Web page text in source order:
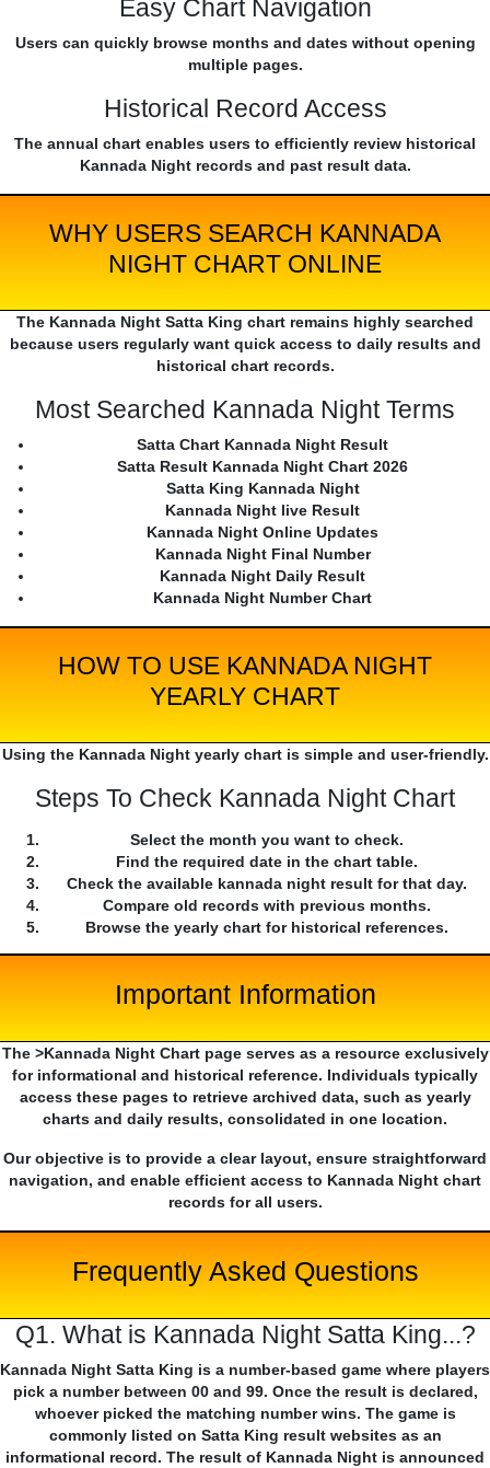
Easy Chart Navigation
Users can quickly browse months and dates without opening
multiple pages.
Historical Record Access
The annual chart enables users to efficiently review historical
Kannada Night records and past result data.
WHY USERS SEARCH KANNADA
NIGHT CHART ONLINE
The Kannada Night Satta King chart remains highly searched
because users regularly want quick access to daily results and
historical chart records.
Most Searched Kannada Night Terms
Satta Chart Kannada Night Result
Satta Result Kannada Night Chart 2026
Satta King Kannada Night
Kannada Night live Result
Kannada Night Online Updates
Kannada Night Final Number
Kannada Night Daily Result
Kannada Night Number Chart
HOW TO USE KANNADA NIGHT
YEARLY CHART
Using the Kannada Night yearly chart is simple and user-friendly.
Steps To Check Kannada Night Chart
Select the month you want to check.
Find the required date in the chart table.
Check the available kannada night result for that day.
Compare old records with previous months.
Browse the yearly chart for historical references.
Important Information
The >Kannada Night Chart page serves as a resource exclusively
for informational and historical reference. Individuals typically
access these pages to retrieve archived data, such as yearly
charts and daily results, consolidated in one location.
Our objective is to provide a clear layout, ensure straightforward
navigation, and enable efficient access to Kannada Night chart
records for all users.
Frequently Asked Questions
Q1. What is Kannada Night Satta King...?
Kannada Night Satta King is a number-based game where players
pick a number between 00 and 99. Once the result is declared,
whoever picked the matching number wins. The game is
commonly listed on Satta King result websites as an
informational record. The result of Kannada Night is announced